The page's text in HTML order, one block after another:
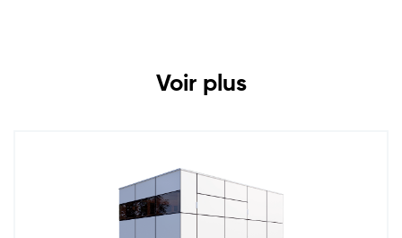
Voir plus